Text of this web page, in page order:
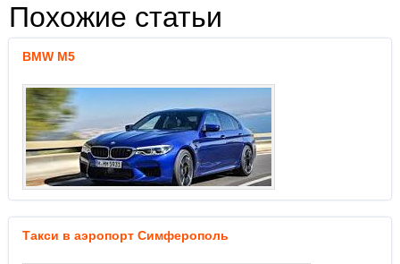
Похожие статьи
BMW M5
Такси в аэропорт Симферополь